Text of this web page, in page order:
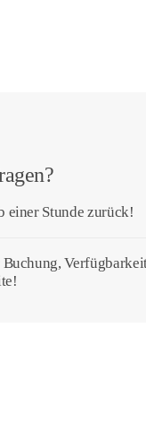
einer Stunde zurück!
Buchung,